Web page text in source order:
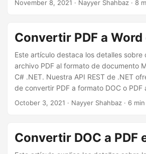
conversión de documentos, ofrecemos
convertidora de Word a PDF en Zapier
conectar tus repositorios de
Drive o Dropbox a nuestro servicio de
archivos y automatizar tus tareas
November 8, 2021 · Nayyer Shahbaz · 8
Convertir PDF a Word
Este artículo destaca los detalles sobre
archivo PDF al formato de documento
C# .NET. Nuestra API REST de .NET
de convertir PDF a formato DOC o PDF
October 3, 2021 · Nayyer Shahbaz · 6 min
Convertir DOC a PDF